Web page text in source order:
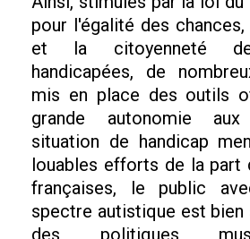
pour l'égalité des
et la citoyenneté
handicapées, de
mis en place des outils
grande autonomie
situation de handicap
louables efforts de la part
françaises, le public
spectre autistique est bien